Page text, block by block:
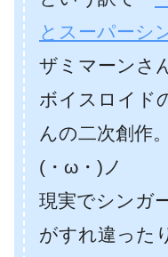
とスーパーシ
ザミマーンさ
ボイスロイド
んの二次創作。
(・ω・)ノ
現実でシンガ
がすれ違った